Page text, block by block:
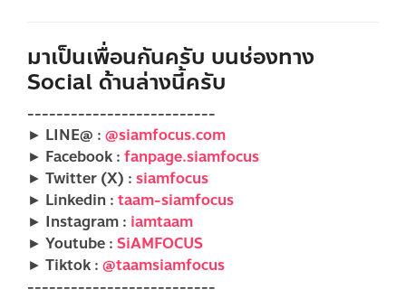
มาเป็นเพื่อนกันครับ บนช่องทาง
Social ด้านล่างนี้ครับ
--------------------------
► LINE@ : @siamfocus.com
► Facebook : fanpage.siamfocus
► Twitter (X) : siamfocus
► Linkedin : taam-siamfocus
► Instagram : iamtaam
► Youtube : SiAMFOCUS
► Tiktok : @taamsiamfocus
--------------------------